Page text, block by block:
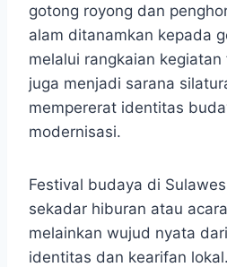
gotong royong dan
alam ditanamkan kepada
melalui rangkaian kegiatan
juga menjadi sarana
mempererat identitas
modernisasi.
Festival budaya di
sekadar hiburan atau
melainkan wujud nyata
identitas dan kearifan